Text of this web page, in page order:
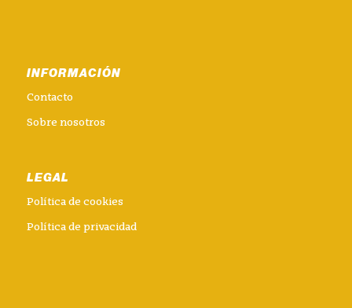
INFORMACIÓN
Contacto
Sobre nosotros
LEGAL
Política de cookies
Política de privacidad